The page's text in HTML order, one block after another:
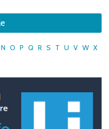
N O P Q R S T U V W X